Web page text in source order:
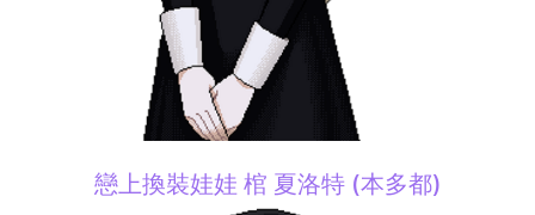
戀上換裝娃娃 棺 夏洛特 (本多都)